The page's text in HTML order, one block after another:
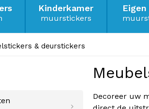
Kinderkamer
muurstickers
Eigen
& deurstickers
Decoreer uw